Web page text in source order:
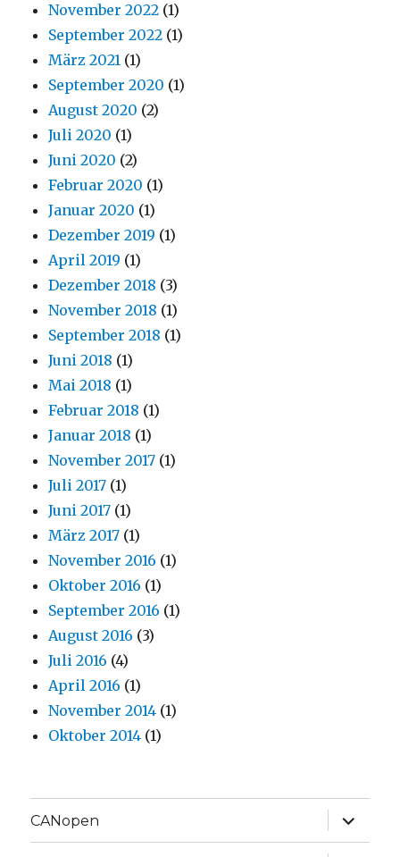
November 2022 (1)
September 2022 (1)
März 2021 (1)
September 2020 (1)
August 2020 (2)
Juli 2020 (1)
Juni 2020 (2)
Februar 2020 (1)
Januar 2020 (1)
Dezember 2019 (1)
April 2019 (1)
Dezember 2018 (3)
November 2018 (1)
September 2018 (1)
Juni 2018 (1)
Mai 2018 (1)
Februar 2018 (1)
Januar 2018 (1)
November 2017 (1)
Juli 2017 (1)
Juni 2017 (1)
März 2017 (1)
November 2016 (1)
Oktober 2016 (1)
September 2016 (1)
August 2016 (3)
Juli 2016 (4)
April 2016 (1)
November 2014 (1)
Oktober 2014 (1)
CANopen